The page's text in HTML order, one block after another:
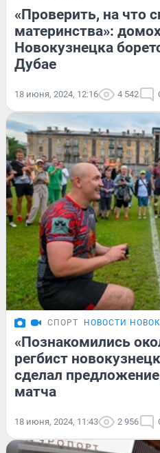
«Проверить, на что
материнства»:
Новокузнецка
Дубае
18 июня, 2024, 12:16 4 542
СПОРТ НОВОСТИ
«Познакомились
регбист
сделал
матча
18 июня, 2024, 11:43 2 956